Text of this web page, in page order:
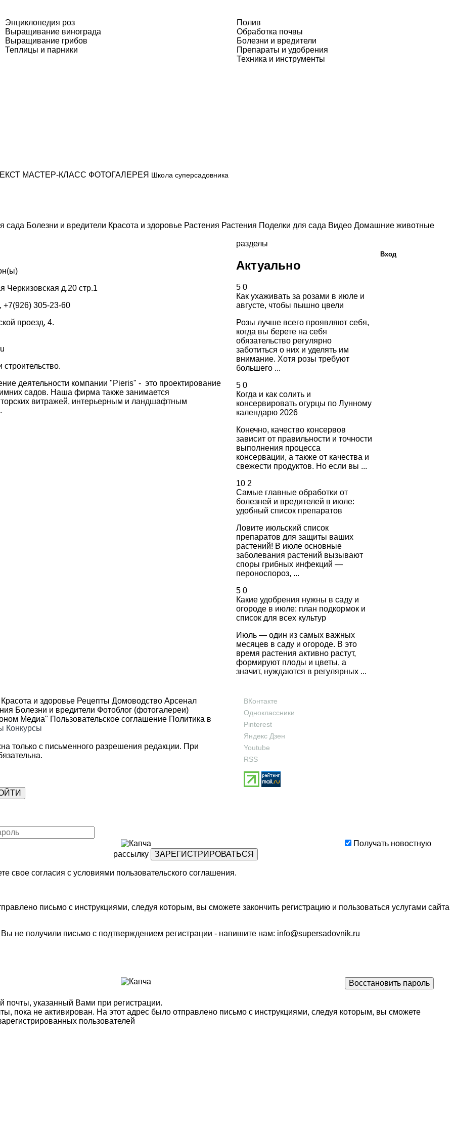
Энциклопедия роз
Выращивание винограда
Выращивание грибов
Теплицы и парники
Полив
Обработка почвы
Болезни и вредители
Препараты и удобрения
Техника и инструменты
МАСТЕР-КЛАСС ФОТОГАЛЕРЕЯ Школа суперсадовника
сада Болезни и вредители Красота и здоровье Растения Растения Поделки для сада Видео Домашние животные
Черкизовская д.20 стр.1
+7(926) 305-23-60
проезд, 4.
деятельности компании "Pieris" - это проектирование
садов. Наша фирма также занимается
витражей, интерьерным и ландшафтным
разделы
Актуально
5 0
Как ухаживать за розами в июле и
августе, чтобы пышно цвели
Розы лучше всего проявляют себя,
когда вы берете на себя
обязательство регулярно
заботиться о них и уделять им
внимание. Хотя розы требуют
большего ...
5 0
Когда и как солить и
консервировать огурцы по Лунному
календарю 2026
Конечно, качество консервов
зависит от правильности и точности
выполнения процесса
консервации, а также от качества и
свежести продуктов. Но если вы ...
10 2
Самые главные обработки от
болезней и вредителей в июле:
удобный список препаратов
Ловите июльский список
препаратов для защиты ваших
растений! В июле основные
заболевания растений вызывают
споры грибных инфекций —
пероноспороз, ...
5 0
Какие удобрения нужны в саду и
огороде в июле: план подкормок и
список для всех культур
Июль — один из самых важных
месяцев в саду и огороде. В это
время растения активно растут,
формируют плоды и цветы, а
значит, нуждаются в регулярных ...
Красота и здоровье Рецепты Домоводство Арсенал
Болезни и вредители Фотоблог (фотогалереи)
Медиа" Пользовательское соглашение Политика в
Конкурсы
только с письменного разрешения редакции. При
ВКонтакте
Одноклассники
Pinterest
Яндекс Дзен
Youtube
RSS
Вход
Получать новостную
рассылку
свое согласия с условиями пользовательского соглашения.
письмо с инструкциями, следуя которым, вы сможете закончить регистрацию и пользоваться услугами сайта
не получили письмо с подтверждением регистрации - напишите нам: info@supersadovnik.ru
почты, указанный Вами при регистрации.
пока не активирован. На этот адрес было отправлено письмо с инструкциями, следуя которым, вы сможете
пользователей